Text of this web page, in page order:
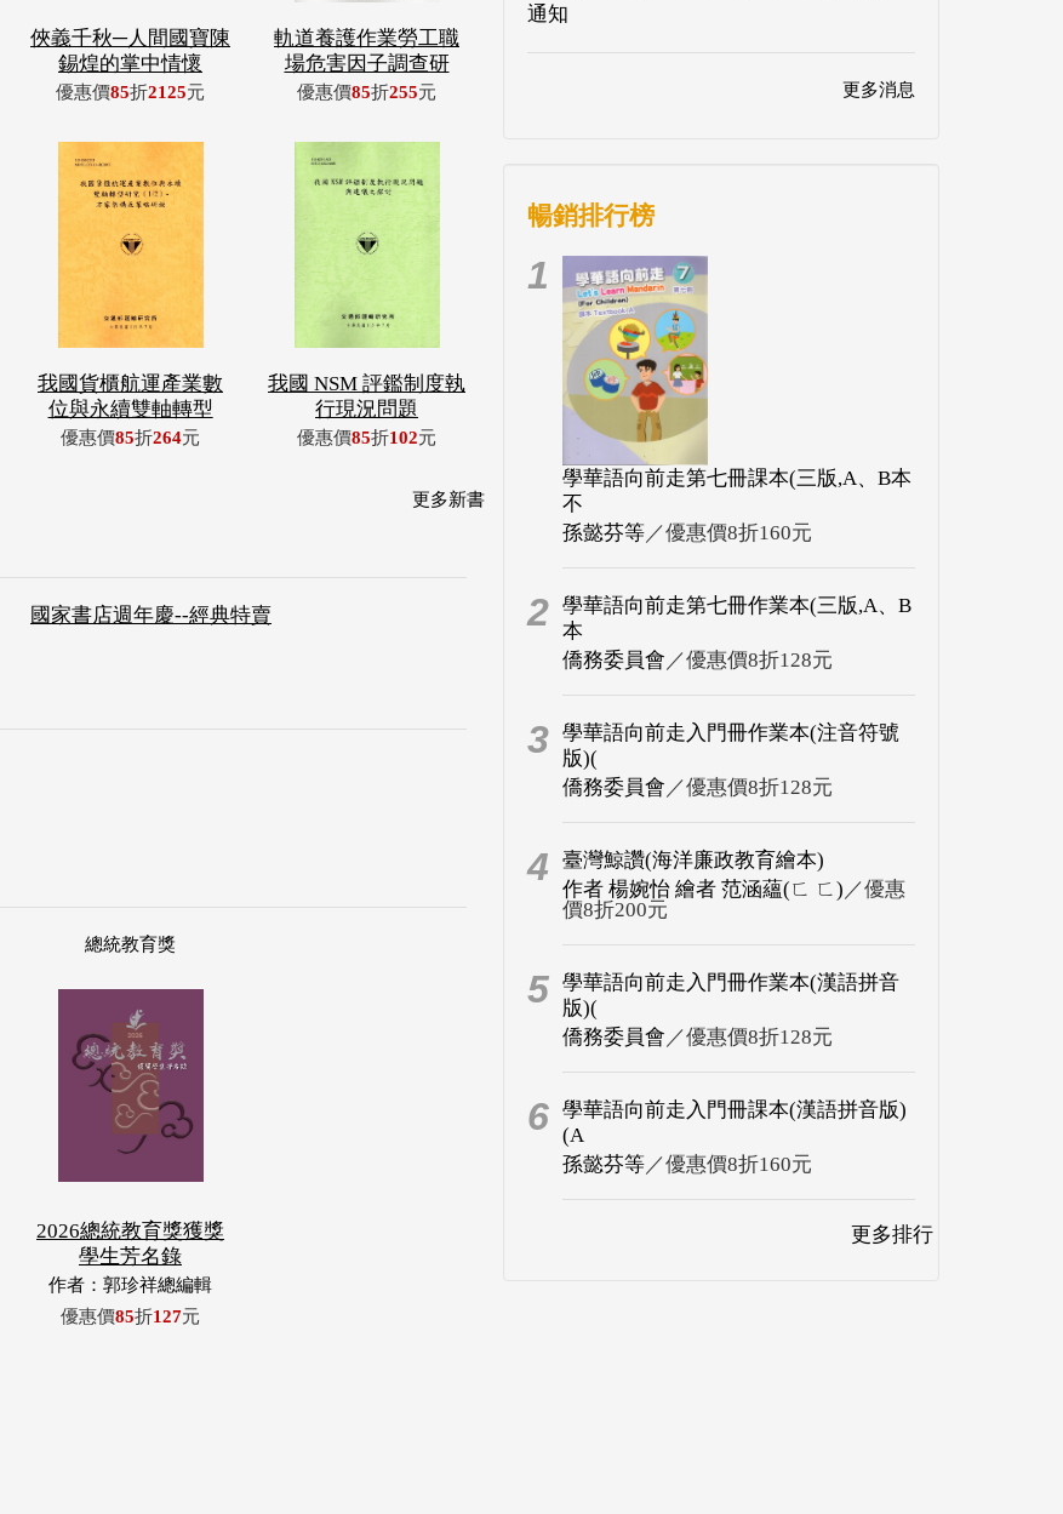
俠義千秋─人間國寶陳
錫煌的掌中情懷
優惠價85折2125元
軌道養護作業勞工職
場危害因子調查研
優惠價85折255元
我國貨櫃航運產業數
位與永續雙軸轉型
優惠價85折264元
我國 NSM 評鑑制度執
行現況問題
優惠價85折102元
更多新書
國家書店週年慶--經典特賣
總統教育獎
2026總統教育獎獲獎
學生芳名錄
作者：郭珍祥總編輯
優惠價85折127元
通知
更多消息
暢銷排行榜
1
學華語向前走第七冊課本(三版,A、B本
不
孫懿芬等／優惠價8折160元
2 學華語向前走第七冊作業本(三版,A、B
本
僑務委員會 ／優惠價8折128元
3 學華語向前走入門冊作業本(注音符號
版)(
僑務委員會 ／優惠價8折128元
4
臺灣鯨讚(海洋廉政教育繪本)
作者 楊婉怡 繪者 范涵蘊(ㄈ ㄈ) ／優惠
價8折200元
5 學華語向前走入門冊作業本(漢語拼音
版)(
僑務委員會 ／優惠價8折128元
6 學華語向前走入門冊課本(漢語拼音版)
(A
孫懿芬等／優惠價8折160元
更多排行